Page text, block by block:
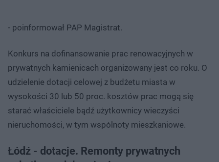
- poinformował PAP Magistrat.
Konkurs na dofinansowanie prac renowacyjnych w
prywatnych kamienicach organizowany jest co roku. O
udzielenie dotacji celowej z budżetu miasta w
wysokości 30 lub 50 proc. kosztów prac mogą się
starać właściciele bądź użytkownicy wieczyści
nieruchomości, w tym wspólnoty mieszkaniowe.
Łódź - dotacje. Remonty prywatnych